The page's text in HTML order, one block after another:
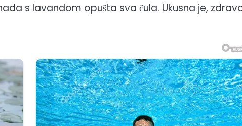
s lavandom opušta sva čula. Ukusna je,